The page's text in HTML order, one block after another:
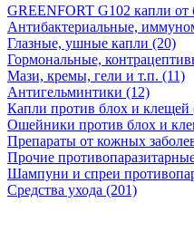
GREENFORT G102 капли от
Антибактериальные,
Глазные, ушные капли (20)
Гормональные,
Мази, кремы, гели и т.п. (11)
Антигельминтики (12)
Капли против блох и клещей
Ошейники против блох и
Препараты от кожных
Прочие
Шампуни и спреи
Средства ухода (201)